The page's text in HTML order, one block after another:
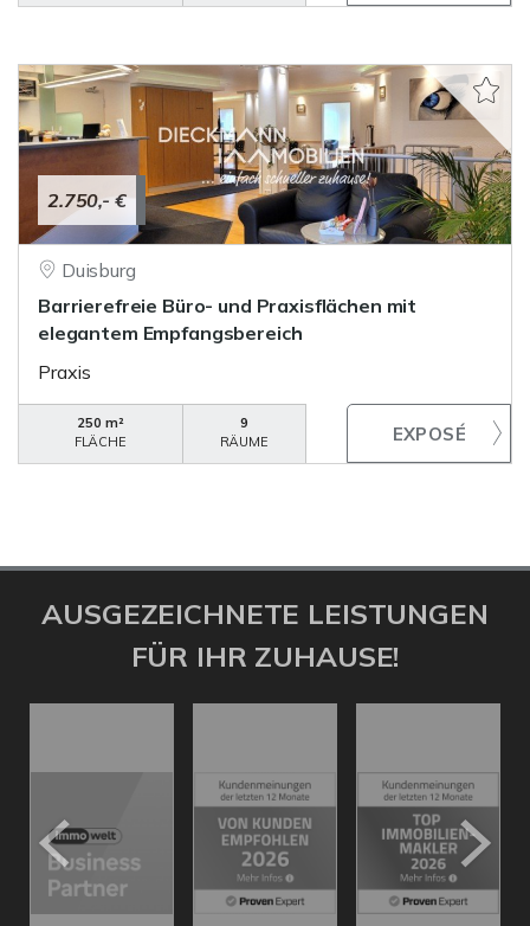
2.750,- €
Duisburg
Barrierefreie Büro- und Praxisflächen mit
elegantem Empfangsbereich
Praxis
250 m²
FLÄCHE
9
RÄUME
AUSGEZEICHNETE LEISTUNGEN
FÜR IHR ZUHAUSE!